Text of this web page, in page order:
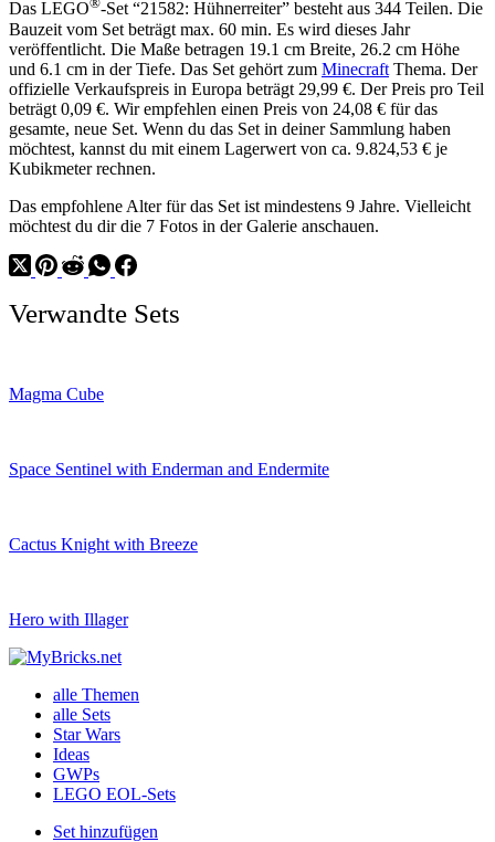
Das LEGO
-Set “21582: Hühnerreiter” besteht aus 344 Teilen. Die
Bauzeit vom Set beträgt max. 60 min. Es wird dieses Jahr
veröffentlicht. Die Maße betragen 19.1 cm Breite, 26.2 cm Höhe
und 6.1 cm in der Tiefe. Das Set gehört zum Minecraft Thema. Der
offizielle Verkaufspreis in Europa beträgt 29,99 €. Der Preis pro Teil
beträgt 0,09 €. Wir empfehlen einen Preis von 24,08 € für das
gesamte, neue Set. Wenn du das Set in deiner Sammlung haben
möchtest, kannst du mit einem Lagerwert von ca. 9.824,53 € je
Kubikmeter rechnen.
Das empfohlene Alter für das Set ist mindestens 9 Jahre. Vielleicht
möchtest du dir die 7 Fotos in der Galerie anschauen.
Verwandte Sets
Magma Cube
Space Sentinel with Enderman and Endermite
Cactus Knight with Breeze
Hero with Illager
alle Themen
alle Sets
Star Wars
Ideas
GWPs
LEGO EOL-Sets
Set hinzufügen